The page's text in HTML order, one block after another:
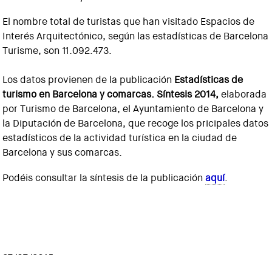
El nombre total de turistas que han visitado Espacios de
Interés Arquitectónico, según las estadísticas de Barcelona
Turisme, son 11.092.473.
Los datos provienen de la publicación Estadísticas de
turismo en Barcelona y comarcas. Síntesis 2014, elaborada
por Turismo de Barcelona, el Ayuntamiento de Barcelona y
la Diputación de Barcelona, que recoge los pricipales datos
estadísticos de la actividad turística en la ciudad de
Barcelona y sus comarcas.
Podéis consultar la síntesis de la publicaciónaquí.